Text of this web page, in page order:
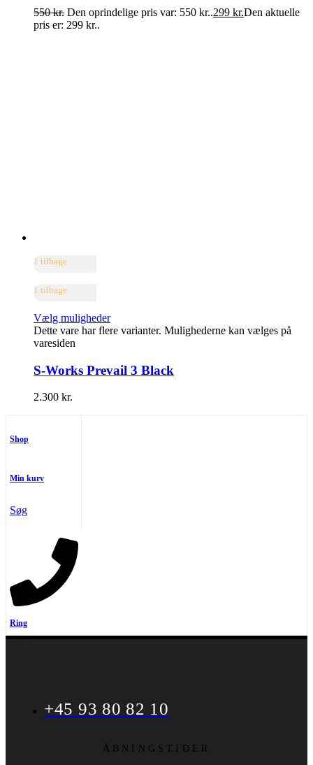
550kr. Den oprindelige pris var: 550 kr..299 kr.Den aktuelle
pris er: 299 kr..
1 tilbage
1 tilbage
Vælg muligheder
Dette vare har flere varianter. Mulighederne kan vælges på
varesiden
S-Works Prevail 3 Black
2.300 kr.
Shop
Min kurv
Søg
Ring
+45 93 80 82 10
ÅBNINGSTIDER